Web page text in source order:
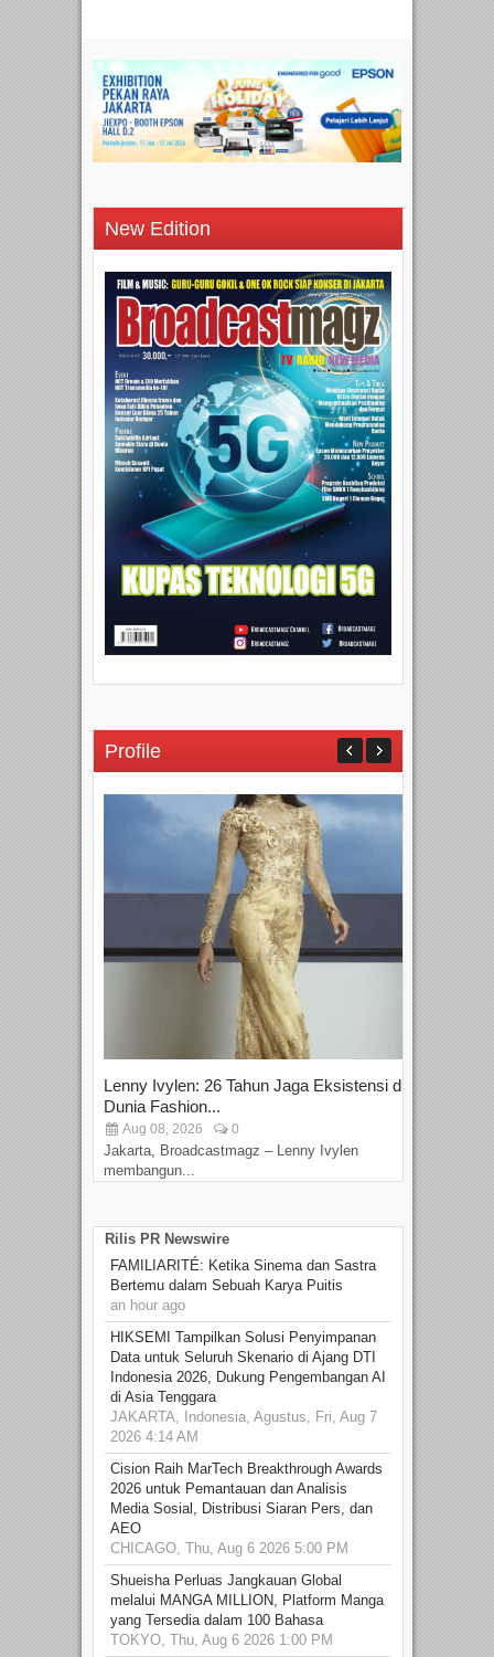
New Edition
Profile
Lenny Ivylen: 26 Tahun Jaga Eksistensi di
Dunia Fashion...
Aug 08, 2026 0
Jakarta, Broadcastmagz – Lenny Ivylen
membangun...
Rilis PR Newswire
FAMILIARITÉ: Ketika Sinema dan Sastra
Bertemu dalam Sebuah Karya Puitis
an hour ago
HIKSEMI Tampilkan Solusi Penyimpanan
Data untuk Seluruh Skenario di Ajang DTI
Indonesia 2026, Dukung Pengembangan AI
di Asia Tenggara
JAKARTA, Indonesia, Agustus, Fri, Aug 7
2026 4:14 AM
Cision Raih MarTech Breakthrough Awards
2026 untuk Pemantauan dan Analisis
Media Sosial, Distribusi Siaran Pers, dan
AEO
CHICAGO, Thu, Aug 6 2026 5:00 PM
Shueisha Perluas Jangkauan Global
melalui MANGA MILLION, Platform Manga
yang Tersedia dalam 100 Bahasa
TOKYO, Thu, Aug 6 2026 1:00 PM